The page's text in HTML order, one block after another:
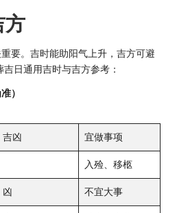
方
要。吉时能助阳气上升，吉方可避
日通用吉时与吉方参考：
）
吉凶 宜做事项
入殓、移柩
凶 不宜大事